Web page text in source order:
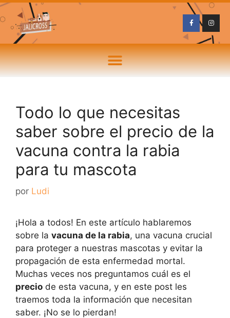
Todo lo que necesitas
saber sobre el precio de la
vacuna contra la rabia
para tu mascota
por Ludi
¡Hola a todos! En este artículo hablaremos
sobre la vacuna de la rabia, una vacuna crucial
para proteger a nuestras mascotas y evitar la
propagación de esta enfermedad mortal.
Muchas veces nos preguntamos cuál es el
precio de esta vacuna, y en este post les
traemos toda la información que necesitan
saber. ¡No se lo pierdan!